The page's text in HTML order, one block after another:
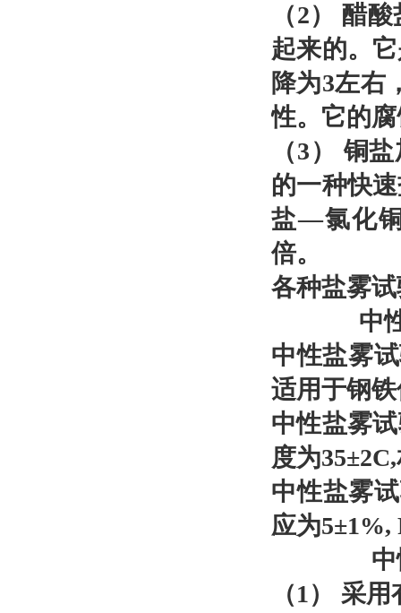
（2） 醋
起来的。
降为3左右
性。它的
（3） 铜
的一种快
盐—氯化
倍。
各种盐雾
中性盐
中性盐雾
适用于钢
中性盐雾
度为
中性盐雾
应为5±1%,
中性盐
（1） 采